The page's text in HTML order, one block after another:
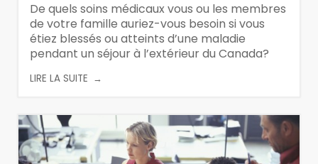
De quels soins médicaux vous ou les membres
de votre famille auriez-vous besoin si vous
étiez blessés ou atteints d’une maladie
pendant un séjour à l’extérieur du Canada?
LIRE LA SUITE